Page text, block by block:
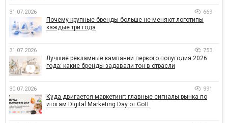
31.07.2026 669
Почему крупные бренды больше не меняют логотипы
каждые три года
31.07.2026 753
Лучшие рекламные кампании первого полугодия 2026
года: какие бренды задавали тон в отрасли
30.07.2026 991
Куда двигается маркетинг: главные сигналы рынка по
итогам Digital Marketing Day от GoIT